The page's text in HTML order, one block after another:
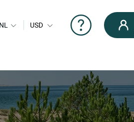
NL USD